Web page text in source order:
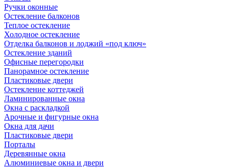
Ручки оконные
Остекление балконов
Теплое остекление
Холодное остекление
Отделка балконов и лоджий «под ключ»
Остекление зданий
Офисные перегородки
Панорамное остекление
Пластиковые двери
Остекление коттеджей
Ламинированные окна
Окна с раскладкой
Арочные и фигурные окна
Окна для дачи
Пластиковые двери
Порталы
Деревянные окна
Алюминиевые окна и двери